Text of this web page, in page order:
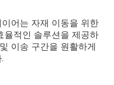
어는 자재 이동을 위한
율적인 솔루션을 제공하
이송 구간을 원활하게